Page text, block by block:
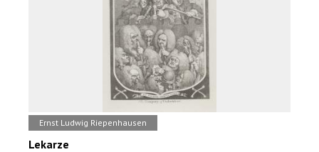
Ernst Ludwig Riepenhausen
Lekarze